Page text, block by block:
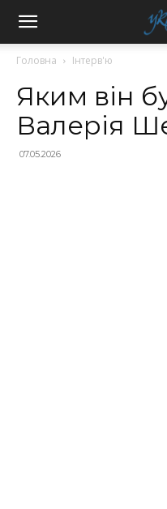
Головна Інтерв'ю
Яким він
Валерія
07.05.2026